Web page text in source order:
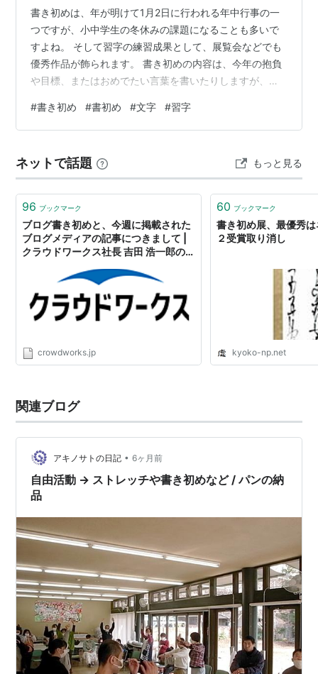
書き初めは、年が明けて1月2日に行われる年中行事の一
つですが、小中学生の冬休みの課題になることも多いで
すよね。 そして習字の練習成果として、展覧会などでも
優秀作品が飾られます。 書き初めの内容は、今年の抱負
や目標、またはおめでたい言葉を書いたりしますが、小
書くことが多いようです。 でもどうせ書くなら、かっこ
いい書初めと言われたいですよね？ 今回は、書き初めで
スのとり方をご紹介します。 かっこいい5文字の書き初
めの言葉は？ （多いのは4文字？） （おすすめの5文字
熟語） ひらがなを入れても、…
#書き初め #書初め #文字 #習字
ネットで話題 もっと見る
96 ブックマーク
ブログ書き初めと、今週に掲載された
ブログメディアの記事につきまして |
クラウドワークス社長 吉田 浩一郎のブ
crowdworks.jp
60 ブックマーク
書き初め展、最優秀
２受賞取り消し
kyoko-np.net
関連ブログ
アキノサトの日記 • 6ヶ月前
自由活動 → ストレッチや書き初めなど / パンの納
品